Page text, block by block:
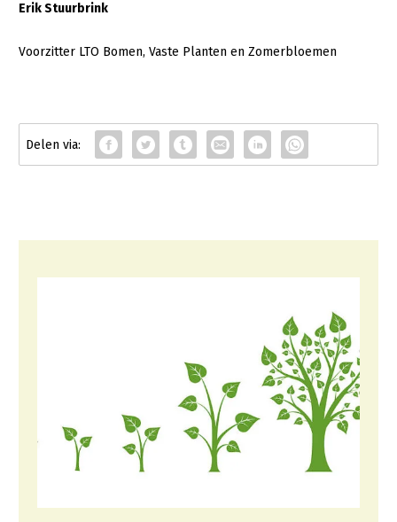
Erik Stuurbrink
Voorzitter LTO Bomen, Vaste Planten en Zomerbloemen